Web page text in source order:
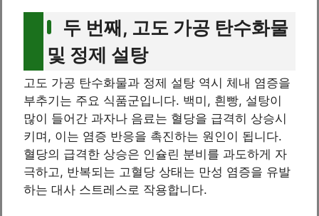
두 번째, 고도 가공 탄수화물
및 정제 설탕
고도 가공 탄수화물과 정제 설탕 역시 체내 염증을
부추기는 주요 식품군입니다. 백미, 흰빵, 설탕이
많이 들어간 과자나 음료는 혈당을 급격히 상승시
키며, 이는 염증 반응을 촉진하는 원인이 됩니다.
혈당의 급격한 상승은 인슐린 분비를 과도하게 자
극하고, 반복되는 고혈당 상태는 만성 염증을 유발
하는 대사 스트레스로 작용합니다.